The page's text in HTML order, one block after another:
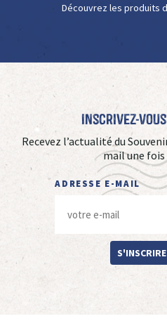
Découvrez les produits
Inscrivez-
Recevez l’actualité du
mail une
ADRESSE E-MAIL
S'INSCRIRE